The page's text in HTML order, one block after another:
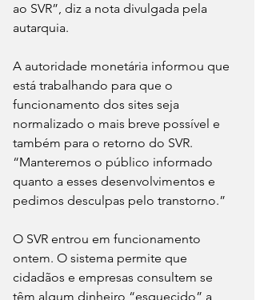
ao SVR”, diz a nota divulgada pela
autarquia.
A autoridade monetária informou que
está trabalhando para que o
funcionamento dos sites seja
normalizado o mais breve possível e
também para o retorno do SVR.
“Manteremos o público informado
quanto a esses desenvolvimentos e
pedimos desculpas pelo transtorno.”
O SVR entrou em funcionamento
ontem. O sistema permite que
cidadãos e empresas consultem se
têm algum dinheiro “esquecido” a